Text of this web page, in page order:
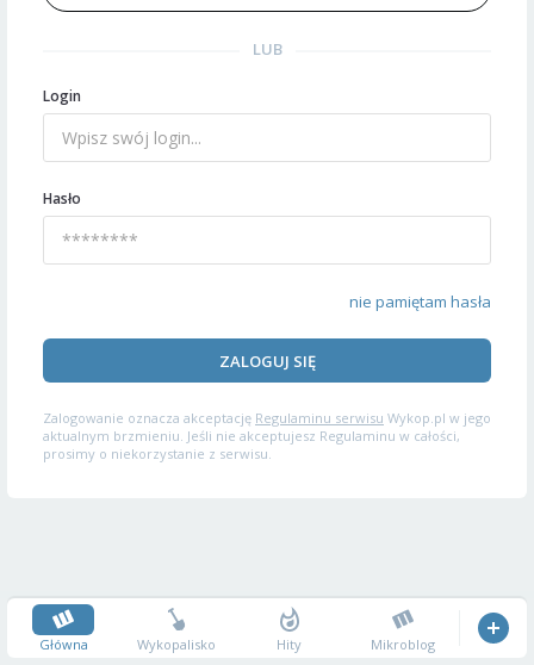
LUB
Login
Hasło
nie pamiętam hasła
ZALOGUJ SIĘ
Zalogowanie oznacza akceptację Regulaminu serwisu Wykop.pl w jego
aktualnym brzmieniu. Jeśli nie akceptujesz Regulaminu w całości,
prosimy o niekorzystanie z serwisu.
Główna Wykopalisko Hity Mikroblog